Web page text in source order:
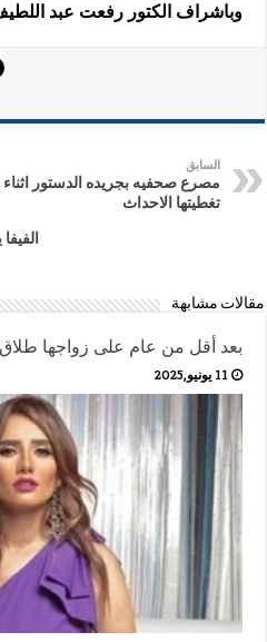
وباشراف الكتور رفعت عبد
السابق
مصرع صحفيه بجريده الدستور اثناء
تغطيتها الاحداث
مقالات مشابهة
بعد أقل من عام على زواجها
11 يونيو,2025